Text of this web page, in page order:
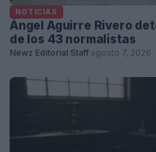
NOTICIAS
Ángel Aguirre Rivero
de los 43 normalistas
Newz Editorial Staff agosto 7, 2026